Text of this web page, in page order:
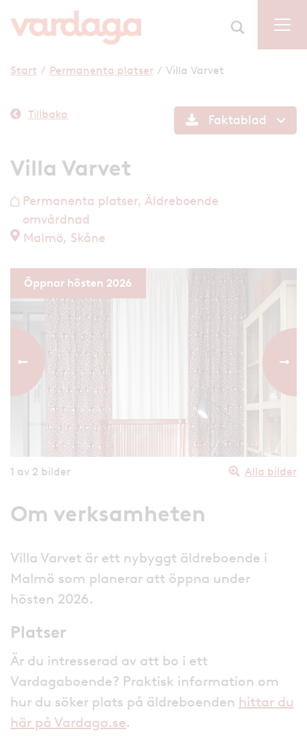
Start / Permanenta platser / Villa Varvet
Tillbaka Faktablad
Villa Varvet
h Permanenta platser, Äldreboende
omvårdnad
Malmö, Skåne
Föregående bild
Öppnar hösten 2026
1 av 2 bilder Alla bilder
Om verksamheten
Villa Varvet är ett nybyggt äldreboende i
Malmö som planerar att öppna under
hösten 2026.
Platser
Är du intresserad av att bo i ett
Vardagaboende? Praktisk information om
hur du söker plats på äldreboenden hittar du
här på Vardaga.se.